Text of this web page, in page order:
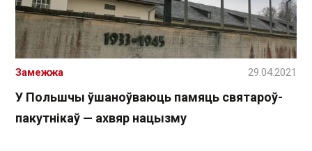
У Польшчы ўшаноўваюць памяць святароў-
пакутнікаў — ахвяр нацызму
Замежжа 29.04.2021